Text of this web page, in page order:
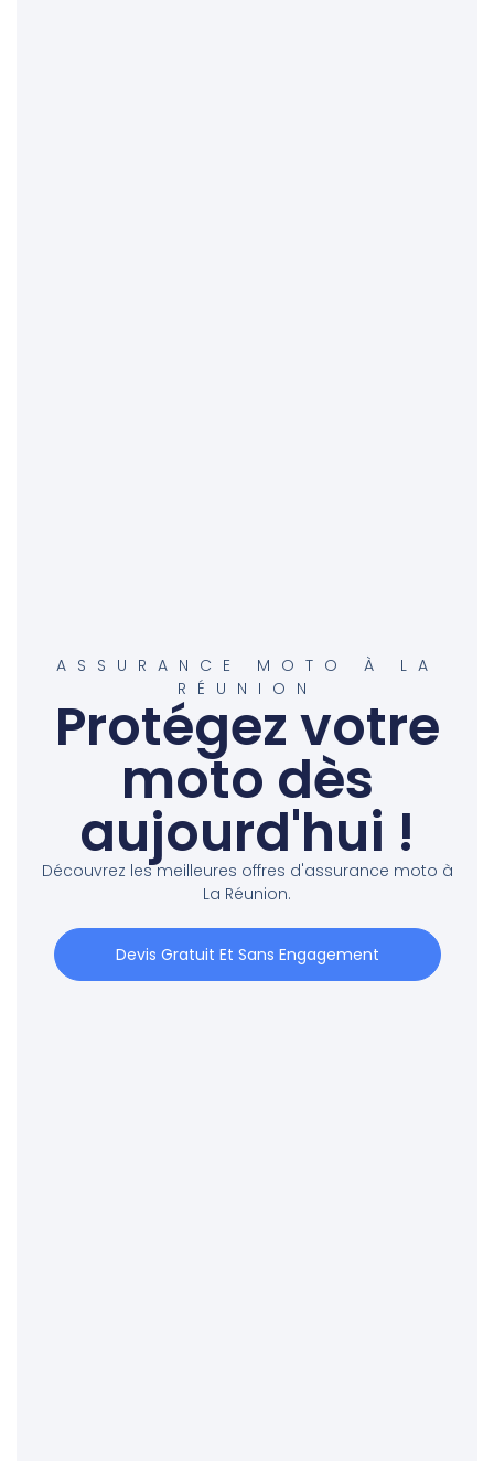
ASSURANCE MOTO À LA
RÉUNION
Protégez votre
moto dès
aujourd'hui !
Découvrez les meilleures offres d'assurance moto à
La Réunion.
Devis Gratuit Et Sans Engagement